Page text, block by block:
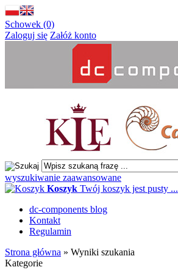
Schowek (0)
Zaloguj się Załóż konto
wyszukiwanie zaawansowane
Koszyk Twój koszyk jest pusty ...
dc-components blog
Kontakt
Regulamin
Strona główna » Wyniki szukania
Kategorie